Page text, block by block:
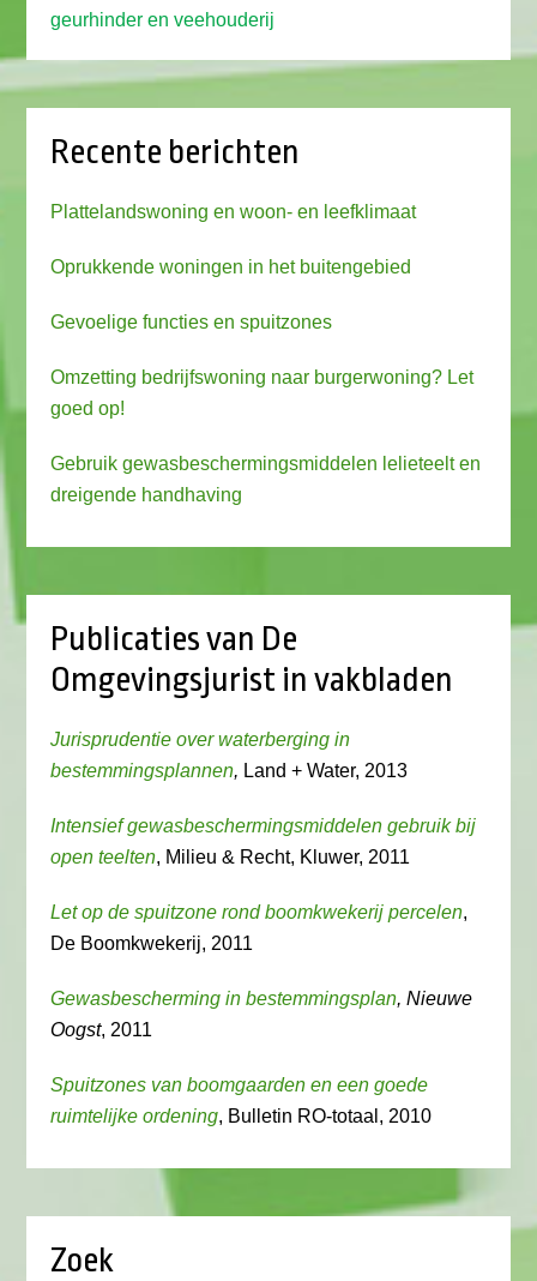
geurhinder en veehouderij
Recente berichten
Plattelandswoning en woon- en leefklimaat
Oprukkende woningen in het buitengebied
Gevoelige functies en spuitzones
Omzetting bedrijfswoning naar burgerwoning? Let
goed op!
Gebruik gewasbeschermingsmiddelen lelieteelt en
dreigende handhaving
Publicaties van De
Omgevingsjurist in vakbladen
Jurisprudentie over waterberging in
bestemmingsplannen, Land + Water, 2013
Intensief gewasbeschermingsmiddelen gebruik bij
open teelten, Milieu & Recht, Kluwer, 2011
Let op de spuitzone rond boomkwekerij percelen,
De Boomkwekerij, 2011
Gewasbescherming in bestemmingsplan, Nieuwe
Oogst, 2011
Spuitzones van boomgaarden en een goede
ruimtelijke ordening, Bulletin RO-totaal, 2010
Zoek